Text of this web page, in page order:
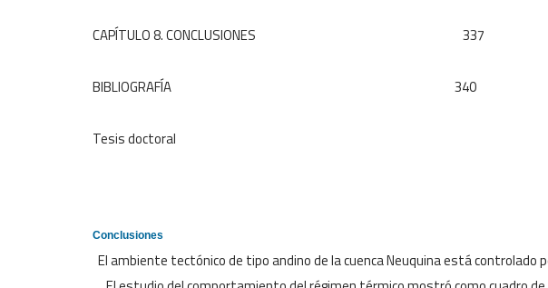
CAPÍTULO 8. CONCLUSIONES 337
BIBLIOGRAFÍA 340
Tesis doctoral
Conclusiones
El ambiente tectónico de tipo andino de la cuenca Neuquina está